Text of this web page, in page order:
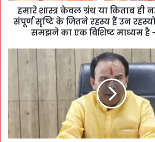
हमारे शास्त्र केवल ग्रंथ या किताब ही
संपूर्ण सृष्टि के जितने रहस्य हैं उन
समझने का एक विशिष्ट माध्यम है